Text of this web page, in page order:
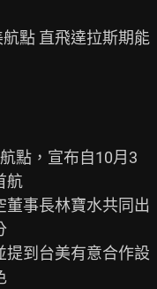
點 直飛達拉斯期能
點，宣布自10月3
航
事長林寶水共同出
提到台美有意合作設